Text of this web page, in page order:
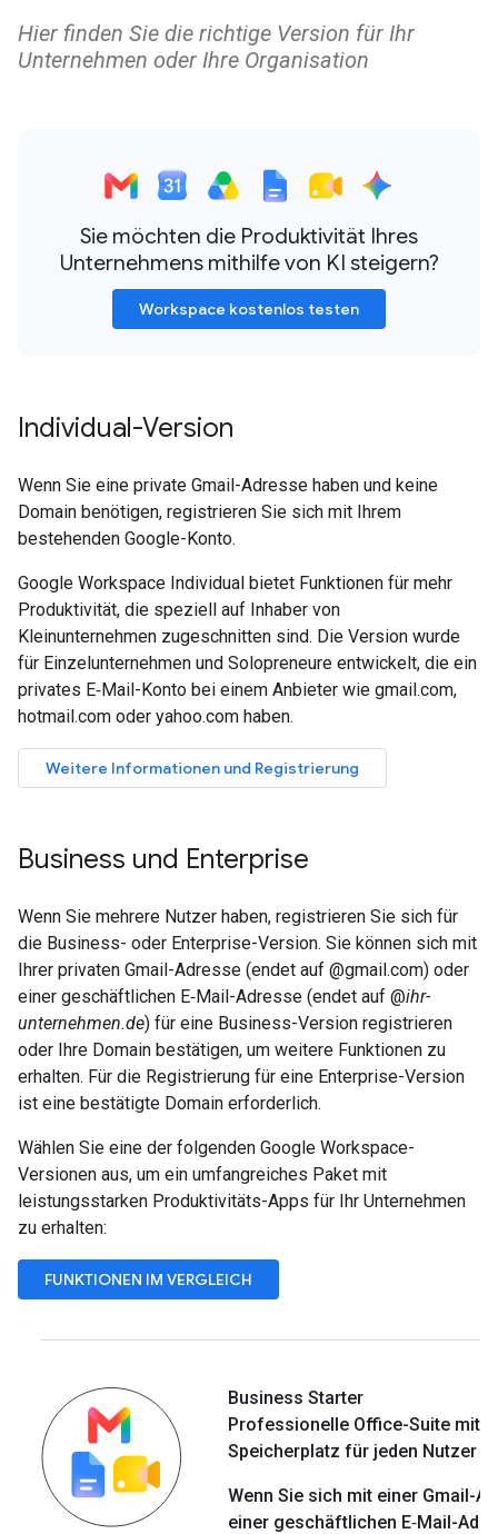
Hier finden Sie die richtige Version für Ihr
Unternehmen oder Ihre Organisation
Sie möchten die Produktivität Ihres
Unternehmens mithilfe von KI steigern?
Workspace kostenlos testen
Individual-Version
Wenn Sie eine private Gmail-Adresse haben und keine
Domain benötigen, registrieren Sie sich mit Ihrem
bestehenden Google-Konto.
Google Workspace Individual bietet Funktionen für mehr
Produktivität, die speziell auf Inhaber von
Kleinunternehmen zugeschnitten sind. Die Version wurde
für Einzelunternehmen und Solopreneure entwickelt, die ein
privates E‑Mail-Konto bei einem Anbieter wie gmail.com,
hotmail.com oder yahoo.com haben.
Weitere Informationen und Registrierung
Business und Enterprise
Wenn Sie mehrere Nutzer haben, registrieren Sie sich für
die Business- oder Enterprise-Version. Sie können sich mit
Ihrer privaten Gmail-Adresse (endet auf @gmail.com) oder
einer geschäftlichen E‑Mail-Adresse (endet auf @ihr-
unternehmen.de) für eine Business-Version registrieren
oder Ihre Domain bestätigen, um weitere Funktionen zu
erhalten. Für die Registrierung für eine Enterprise-Version
ist eine bestätigte Domain erforderlich.
Wählen Sie eine der folgenden Google Workspace-
Versionen aus, um ein umfangreiches Paket mit
leistungsstarken Produktivitäts-Apps für Ihr Unternehmen
zu erhalten:
FUNKTIONEN IM VERGLEICH
Business Starter
Professionelle Office-Suite mit
Speicherplatz für jeden Nutzer
Wenn Sie sich mit einer Gmail-
einer geschäftlichen E‑Mail-